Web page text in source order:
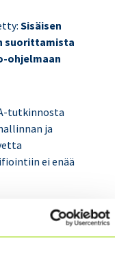
Sisäisen
suorittamista
ohjelmaan
tutkinnosta
ja
ei enää
ja